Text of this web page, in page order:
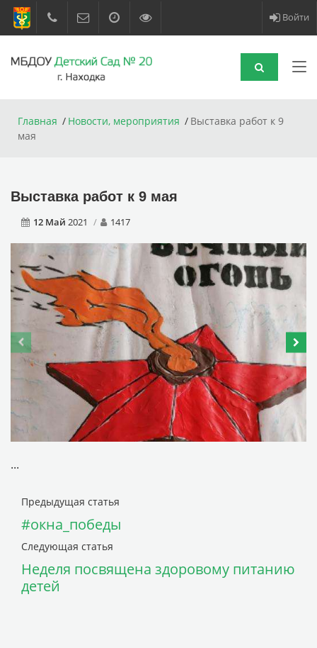
Войти
Главная Новости, мероприятия
Выставка работ к 9
мая
Выставка работ к 9 мая
12 Май 2021 1417
...
Предыдущая статья
#окна_победы
Следующая статья
Неделя посвящена здоровому питанию
детей